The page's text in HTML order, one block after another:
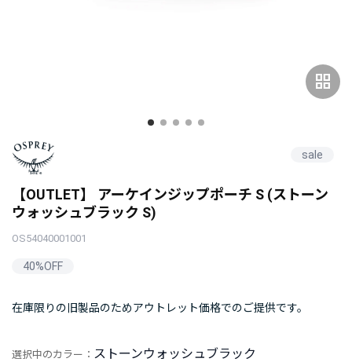
grid_view
sale
【OUTLET】 アーケインジップポーチ S (ストーン
ウォッシュブラック S)
OS54040001001
40%OFF
在庫限りの旧製品のためアウトレット価格でのご提供です。
選択中のカラー： ストーンウォッシュブラック